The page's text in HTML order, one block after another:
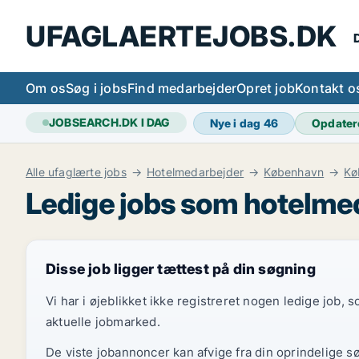
UFAGLAERTEJOBS.DK
Om osSøg i jobsFind medarbejderOpret jobKontakt
JOBSEARCH.DK I DAG Nye i dag 46
Alle ufaglærte jobs Hotelmedarbejder København
Ledige jobs som
Disse job ligger tættest på din søgning
Vi har i øjeblikket ikke registreret nogen ledige job,
aktuelle jobmarked.
De viste jobannoncer kan afvige fra din oprindelige